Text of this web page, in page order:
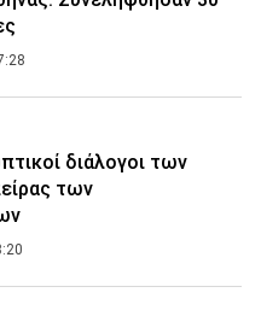
διάλογοι των
των